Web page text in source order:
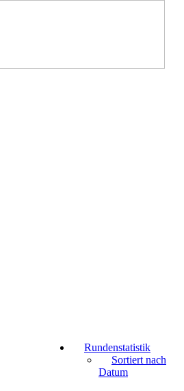
Rundenstatistik
Sortiert nach
Datum